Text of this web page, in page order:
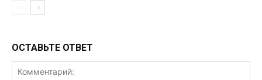
ОСТАВЬТЕ ОТВЕТ